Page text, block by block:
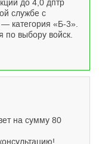
до 4,0 дптр
службе с
категория «Б-3».
по выбору войск.
на сумму 80